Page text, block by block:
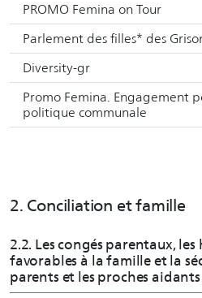
PROMO Femina on Tour
Parlement des filles* des
Diversity-gr
Promo Femina. Engagement
politique communale
2. Conciliation et famille
2.2. Les congés parentaux,
favorables à la famille et la
parents et les proches